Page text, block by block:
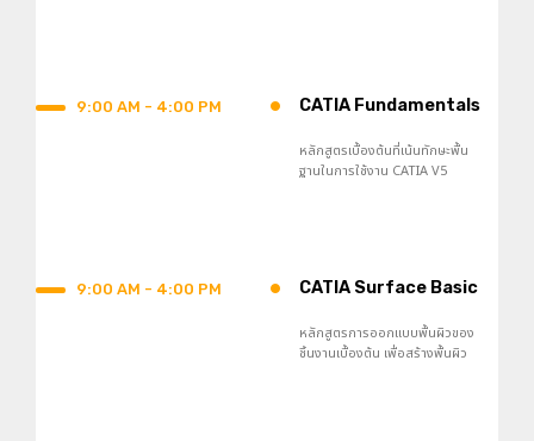
9:00 AM - 4:00 PM • CATIA Fundamentals
หลักสูตรเบื้องต้นที่เน้นทักษะพื้น
ฐานในการใช้งาน CATIA V5
9:00 AM - 4:00 PM • CATIA Surface Basic
หลักสูตรการออกแบบพื้นผิวของ
ชิ้นงานเบื้องต้น เพื่อสร้างพื้นผิว